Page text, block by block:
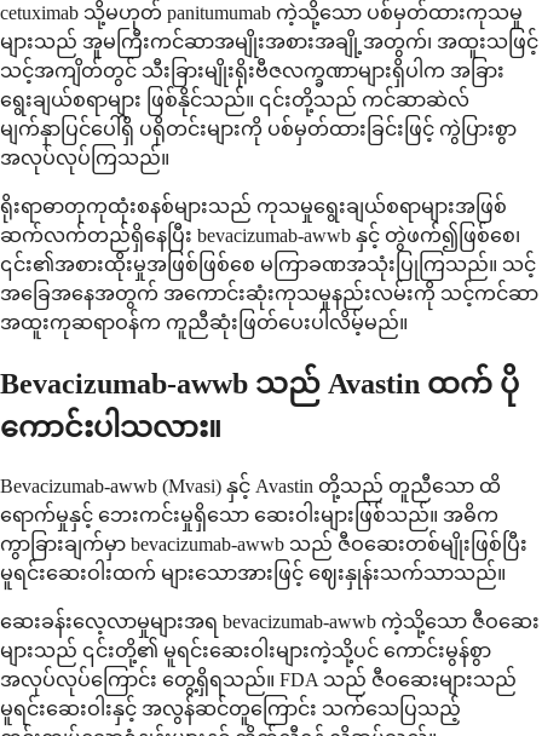
cetuximab သို့မဟုတ် panitumumab ကဲ့သို့သော ပစ်မှတ်ထားကုသမှု
များသည် အူမကြီးကင်ဆာအမျိုးအစားအချို့အတွက်၊ အထူးသဖြင့်
သင့်အကျိတ်တွင် သီးခြားမျိုးရိုးဗီဇလက္ခဏာများရှိပါက အခြား
ရွေးချယ်စရာများ ဖြစ်နိုင်သည်။ ၎င်းတို့သည် ကင်ဆာဆဲလ်
မျက်နှာပြင်ပေါ်ရှိ ပရိုတင်းများကို ပစ်မှတ်ထားခြင်းဖြင့် ကွဲပြားစွာ
အလုပ်လုပ်ကြသည်။
ရိုးရာဓာတုကုထုံးစနစ်များသည် ကုသမှုရွေးချယ်စရာများအဖြစ်
ဆက်လက်တည်ရှိနေပြီး bevacizumab-awwb နှင့် တွဲဖက်၍ဖြစ်စေ၊
၎င်း၏အစားထိုးမှုအဖြစ်ဖြစ်စေ မကြာခဏအသုံးပြုကြသည်။ သင့်
အခြေအနေအတွက် အကောင်းဆုံးကုသမှုနည်းလမ်းကို သင့်ကင်ဆာ
အထူးကုဆရာဝန်က ကူညီဆုံးဖြတ်ပေးပါလိမ့်မည်။
Bevacizumab-awwb သည် Avastin ထက် ပို
ကောင်းပါသလား။
Bevacizumab-awwb (Mvasi) နှင့် Avastin တို့သည် တူညီသော ထိ
ရောက်မှုနှင့် ဘေးကင်းမှုရှိသော ဆေးဝါးများဖြစ်သည်။ အဓိက
ကွာခြားချက်မှာ bevacizumab-awwb သည် ဇီဝဆေးတစ်မျိုးဖြစ်ပြီး
မူရင်းဆေးဝါးထက် များသောအားဖြင့် ဈေးနှုန်းသက်သာသည်။
ဆေးခန်းလေ့လာမှုများအရ bevacizumab-awwb ကဲ့သို့သော ဇီဝဆေး
များသည် ၎င်းတို့၏ မူရင်းဆေးဝါးများကဲ့သို့ပင် ကောင်းမွန်စွာ
အလုပ်လုပ်ကြောင်း တွေ့ရှိရသည်။ FDA သည် ဇီဝဆေးများသည်
မူရင်းဆေးဝါးနှင့် အလွန်ဆင်တူကြောင်း သက်သေပြသည့်